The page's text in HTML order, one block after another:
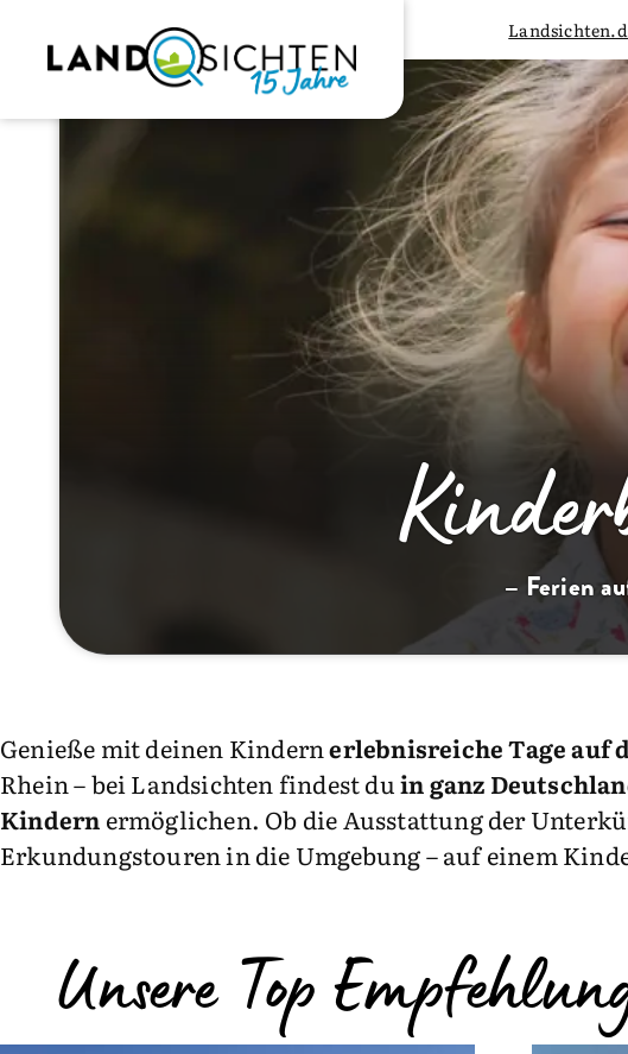
– Ferien
Genieße mit deinen Kindernerlebnisreiche Tage auf
Rhein – bei Landsichten findest duin ganz
Kindern ermöglichen. Ob die Ausstattung der
Erkundungstouren in die Umgebung – auf einem
Unsere Top